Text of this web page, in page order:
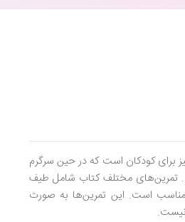
برای کودکان است که در حین سرگرم
تمرین‌های مختلف کتاب شامل طیف
است. این تمرین‌ها به صورت
نیست.